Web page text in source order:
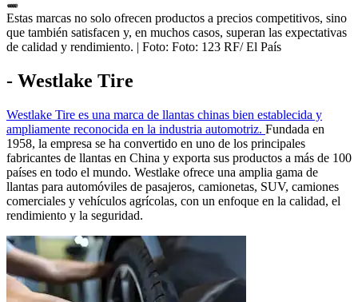
Estas marcas no solo ofrecen productos a precios competitivos, sino
que también satisfacen y, en muchos casos, superan las expectativas
de calidad y rendimiento. | Foto: Foto: 123 RF/ El País
- Westlake Tire
Westlake Tire es una marca de llantas chinas bien establecida y
ampliamente reconocida en la industria automotriz. Fundada en
1958, la empresa se ha convertido en uno de los principales
fabricantes de llantas en China y exporta sus productos a más de 100
países en todo el mundo. Westlake ofrece una amplia gama de
llantas para automóviles de pasajeros, camionetas, SUV, camiones
comerciales y vehículos agrícolas, con un enfoque en la calidad, el
rendimiento y la seguridad.